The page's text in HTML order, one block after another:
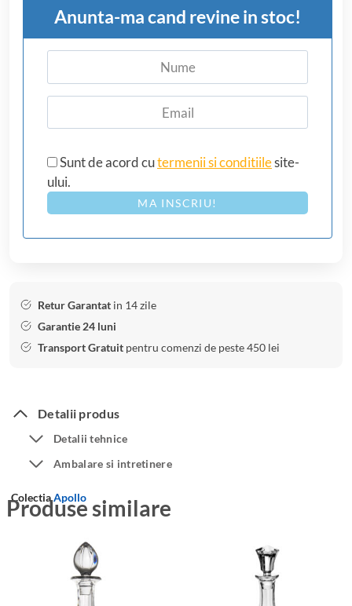
Anunta-ma cand revine in stoc!
Sunt de acord cutermenii si conditiilesite-
ului.
MA INSCRIU!
Retur Garantat in 14 zile
Garantie 24 luni
Transport Gratuit pentru comenzi de peste 450 lei
Detalii produs
Detalii tehnice
Ambalare si intretinere
ColectiaApollo
Produse similare